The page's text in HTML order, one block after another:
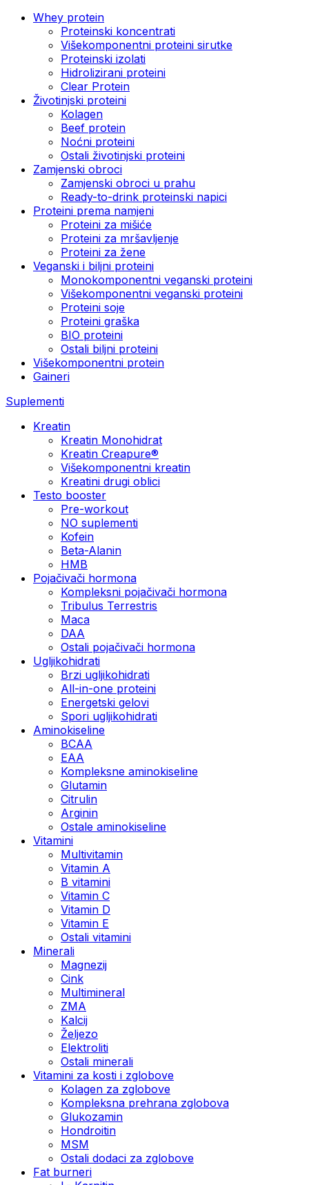
Whey protein
Proteinski koncentrati
Višekomponentni proteini sirutke
Proteinski izolati
Hidrolizirani proteini
Clear Protein
Životinjski proteini
Kolagen
Beef protein
Noćni proteini
Ostali životinjski proteini
Zamjenski obroci
Zamjenski obroci u prahu
Ready-to-drink proteinski napici
Proteini prema namjeni
Proteini za mišiće
Proteini za mršavljenje
Proteini za žene
Veganski i biljni proteini
Monokomponentni veganski proteini
Višekomponentni veganski proteini
Proteini soje
Proteini graška
BIO proteini
Ostali biljni proteini
Višekomponentni protein
Gaineri
Suplementi
Kreatin
Kreatin Monohidrat
Kreatin Creapure®
Višekomponentni kreatin
Kreatini drugi oblici
Testo booster
Pre-workout
NO suplementi
Kofein
Beta-Alanin
HMB
Pojačivači hormona
Kompleksni pojačivači hormona
Tribulus Terrestris
Maca
DAA
Ostali pojačivači hormona
Ugljikohidrati
Brzi ugljikohidrati
All-in-one proteini
Energetski gelovi
Spori ugljikohidrati
Aminokiseline
BCAA
EAA
Kompleksne aminokiseline
Glutamin
Citrulin
Arginin
Ostale aminokiseline
Vitamini
Multivitamin
Vitamin A
B vitamini
Vitamin C
Vitamin D
Vitamin E
Ostali vitamini
Minerali
Magnezij
Cink
Multimineral
ZMA
Kalcij
Željezo
Elektroliti
Ostali minerali
Vitamini za kosti i zglobove
Kolagen za zglobove
Kompleksna prehrana zglobova
Glukozamin
Hondroitin
MSM
Ostali dodaci za zglobove
Fat burneri